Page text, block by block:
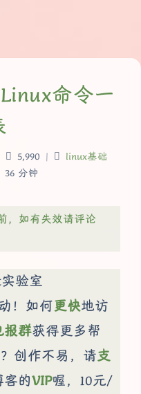
命令一
5,990 |
linux基础
36 分钟
，如有失效请评论
验室
！如何更快地访
报群获得更多帮
？创作不易，请支
的VIP喔，10元/